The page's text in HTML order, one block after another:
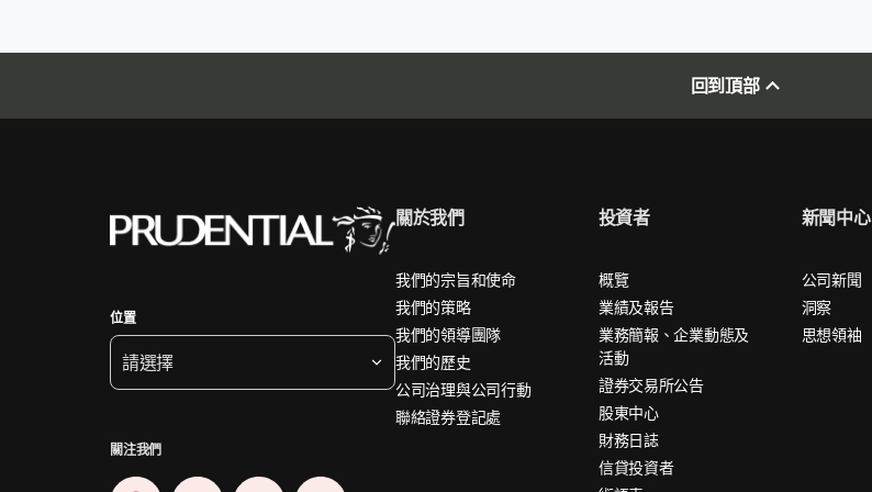
回到頂部
位置
請選擇
關注我們
關於我們
我們的宗旨和使命
我們的策略
我們的領導團隊
我們的歷史
公司治理與公司行動
聯絡證券登記處
投資者
概覽
業績及報告
業務簡報、企業動態及
活動
證券交易所公告
股東中心
財務日誌
信貸投資者
新聞中心
公司新聞
洞察
思想領袖